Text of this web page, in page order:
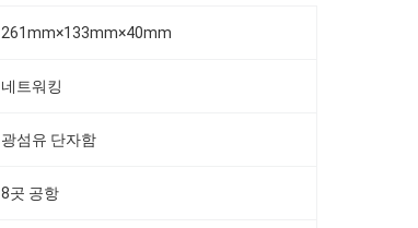
261mm×133mm×40mm
네트워킹
광섬유 단자함
8곳 공항